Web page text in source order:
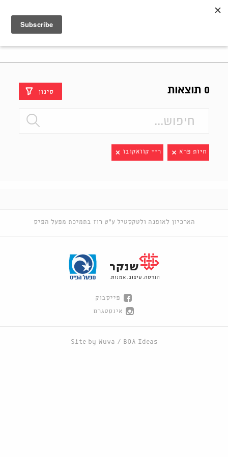
0 תוצאות סינון
חיות פרא ריי קוואקובו
הארכיון לאופנה ולטקסטיל ע"ש רוז בתמיכת מפעל הפיס
פייסבוק
אינסטגרם
Site by Wuwa / BOA Ideas